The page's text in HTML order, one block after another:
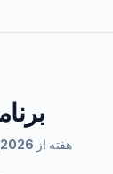
هفته از 03/08/2026 تا 09/08/2026